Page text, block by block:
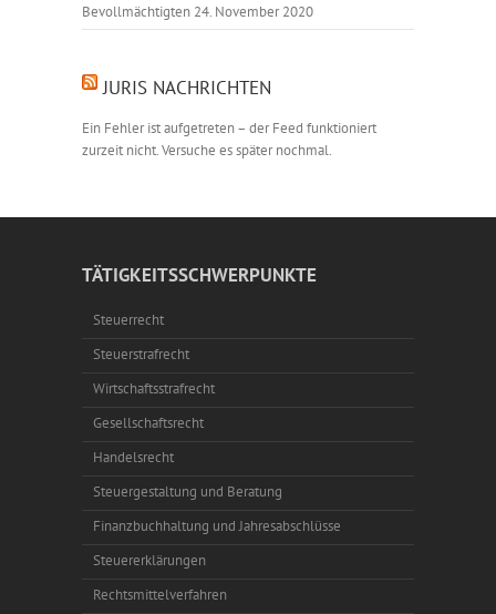
Bevollmächtigten 24. November 2020
JURIS NACHRICHTEN
Ein Fehler ist aufgetreten – der Feed funktioniert
zurzeit nicht. Versuche es später nochmal.
TÄTIGKEITSSCHWERPUNKTE
Steuerrecht
Steuerstrafrecht
Wirtschaftsstrafrecht
Gesellschaftsrecht
Handelsrecht
Steuergestaltung und Beratung
Finanzbuchhaltung und Jahresabschlüsse
Steuererklärungen
Rechtsmittelverfahren